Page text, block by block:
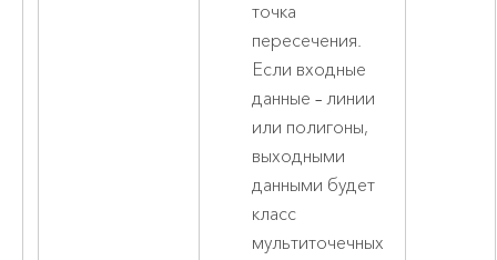
точка
пересечения.
Если входные
данные – линии
или полигоны,
выходными
данными будет
класс
мультиточечных